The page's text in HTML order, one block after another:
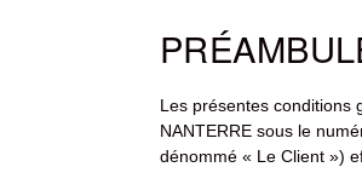
Les présentes conditions
NANTERRE sous le
dénommé « Le Client »)